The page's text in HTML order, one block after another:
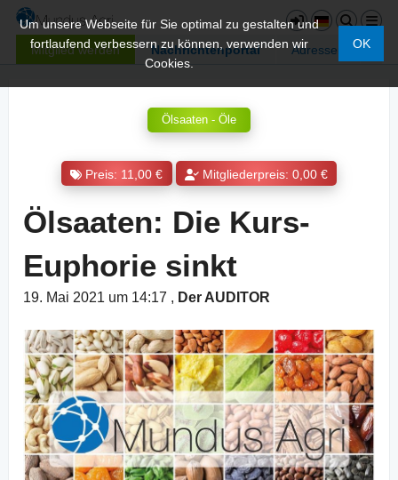
Mitglied werden Nachrichtenportal Adressen
Um unsere Webseite für Sie optimal zu gestalten und
fortlaufend verbessern zu können, verwenden wir
Cookies.
OK
Ölsaaten - Öle
Preis: 11,00 € Mitgliederpreis: 0,00 €
Ölsaaten: Die Kurs-
Euphorie sinkt
19. Mai 2021 um 14:17 , Der AUDITOR